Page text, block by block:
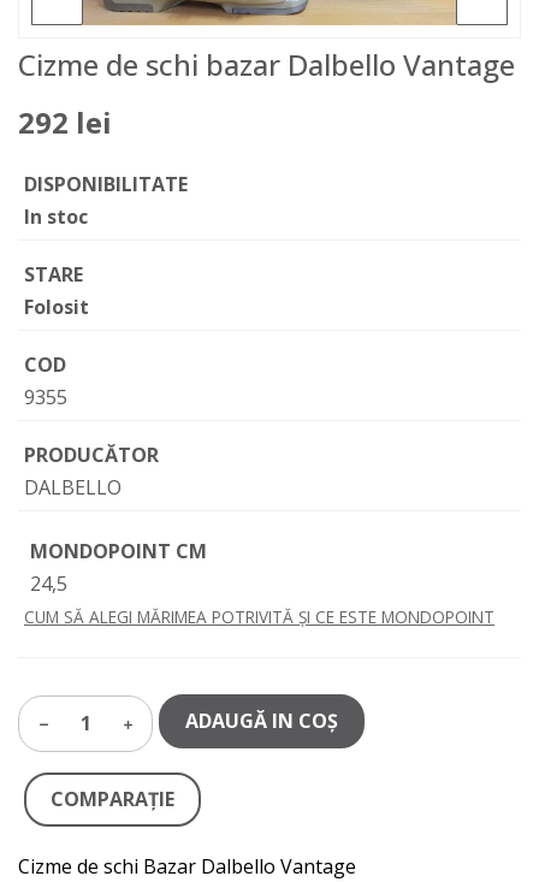
Cizme de schi bazar Dalbello Vantage
292 lei
DISPONIBILITATE
In stoc
STARE
Folosit
COD
9355
PRODUCĂTOR
DALBELLO
MONDOPOINT CM
24,5
CUM SĂ ALEGI MĂRIMEA POTRIVITĂ ȘI CE ESTE MONDOPOINT
1 ADAUGĂ IN COŞ
COMPARAŢIE
Cizme de schi Bazar Dalbello Vantage